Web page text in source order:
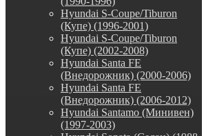
Hyundai S-Coupe/Tiburon
(Купе) (1996-2001)
Hyundai S-Coupe/Tiburon
(Купе) (2002-2008)
Hyundai Santa FE
(Внедорожник) (2000-2006)
Hyundai Santa FE
(Внедорожник) (2006-2012)
Hyundai Santamo (Минивен)
(1997-2003)